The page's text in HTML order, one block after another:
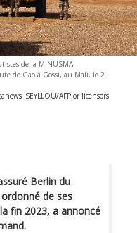
de la MINUSMA
de Gao à Gossi, au Mali, le 2
SEYLLOU/AFP or licensors
Berlin du
de ses
fin 2023, a annoncé